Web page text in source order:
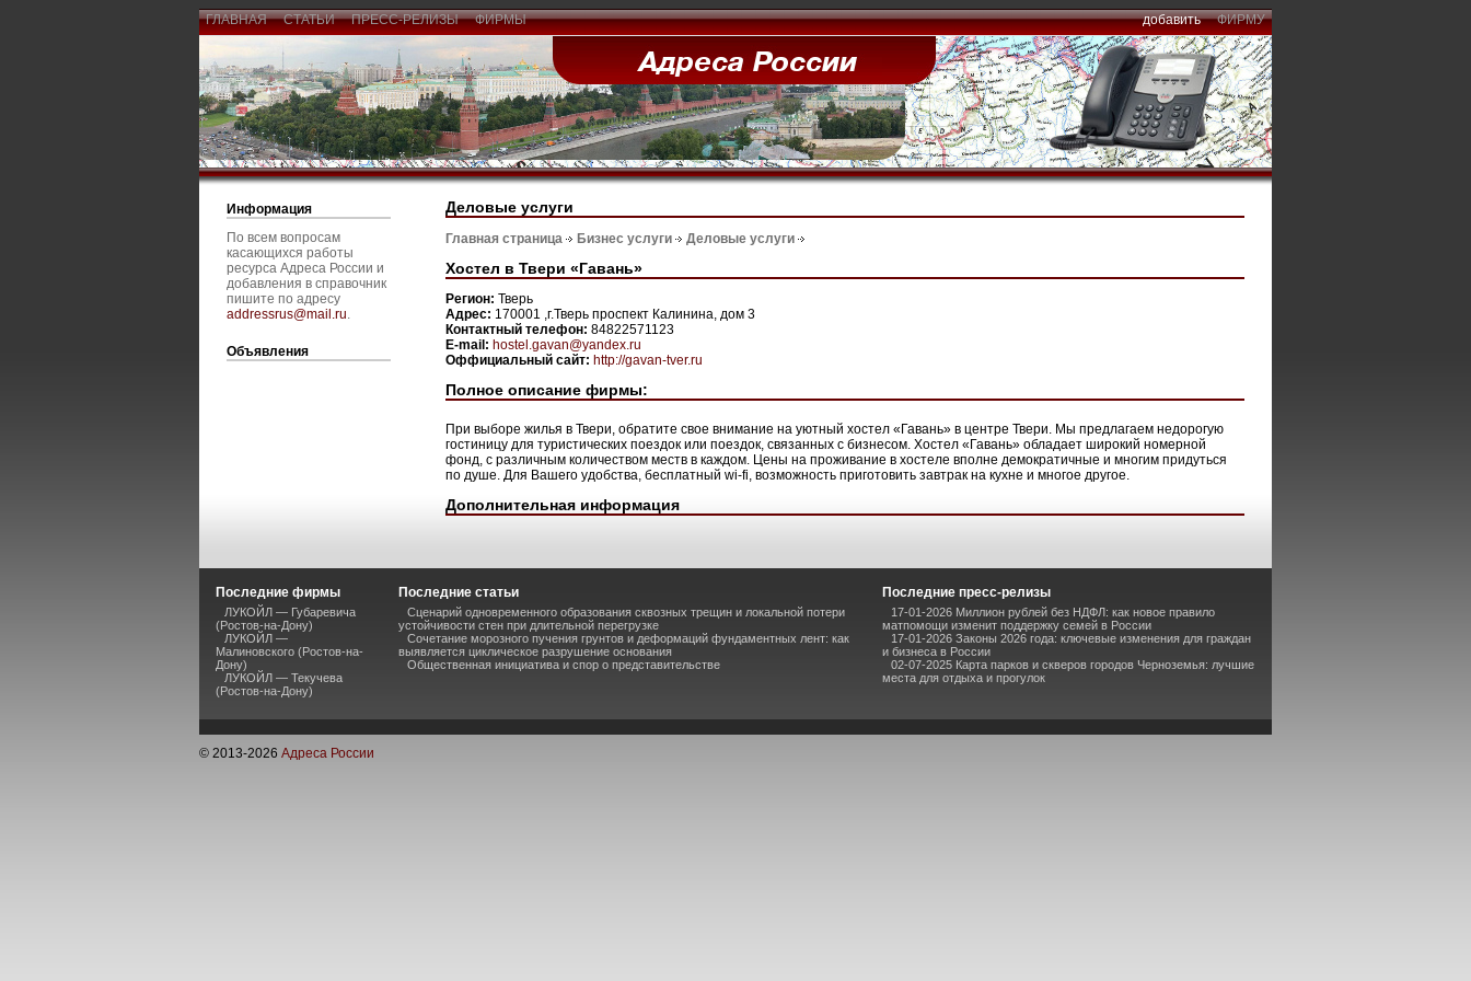
ГЛАВНАЯ СТАТЬИ ПРЕСС-РЕЛИЗЫ ФИРМЫ добавить ФИРМУ
Информация
По всем вопросам
касающихся работы
ресурса Адреса России и
добавления в справочник
пишите по адресу
addressrus@mail.ru.
Объявления
Деловые услуги
Главная страница Бизнес услуги Деловые услуги
Хостел в Твери «Гавань»
Регион: Тверь
Адрес: 170001 ,г.Тверь проспект Калинина, дом 3
Контактный телефон: 84822571123
E-mail: hostel.gavan@yandex.ru
Оффициальный сайт: http://gavan-tver.ru
Полное описание фирмы:
При выборе жилья в Твери, обратите свое внимание на уютный хостел «Гавань» в центре Твери. Мы предлагаем недорогую
гостиницу для туристических поездок или поездок, связанных с бизнесом. Хостел «Гавань» обладает широкий номерной
фонд, с различным количеством меств в каждом. Цены на проживание в хостеле вполне демократичные и многим придуться
по душе. Для Вашего удобства, бесплатный wi-fi, возможность приготовить завтрак на кухне и многое другое.
Дополнительная информация
Последние фирмы
ЛУКОЙЛ — Губаревича
(Ростов-на-Дону)
ЛУКОЙЛ —
Малиновского (Ростов-на-
Дону)
ЛУКОЙЛ — Текучева
(Ростов-на-Дону)
Последние статьи
Сценарий одновременного образования сквозных трещин и локальной потери
устойчивости стен при длительной перегрузке
Сочетание морозного пучения грунтов и деформаций фундаментных лент: как
выявляется циклическое разрушение основания
Общественная инициатива и спор о представительстве
Последние пресс-релизы
17-01-2026 Миллион рублей без НДФЛ: как новое правило
матпомощи изменит поддержку семей в России
17-01-2026 Законы 2026 года: ключевые изменения для граждан
и бизнеса в России
02-07-2025 Карта парков и скверов городов Черноземья: лучшие
места для отдыха и прогулок
© 2013-2026 Адреса России